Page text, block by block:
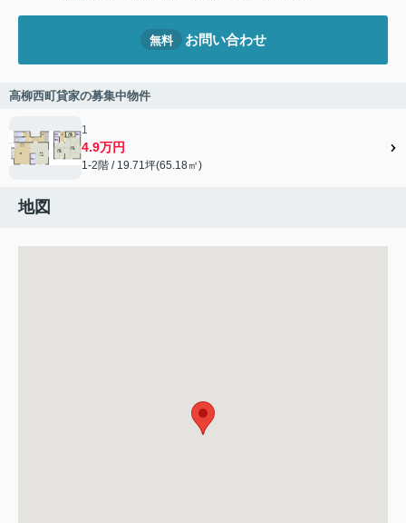
無料 お問い合わせ
高柳西町貸家の募集中物件
1
4.9万円
1-2階 / 19.71坪(65.18㎡)
地図